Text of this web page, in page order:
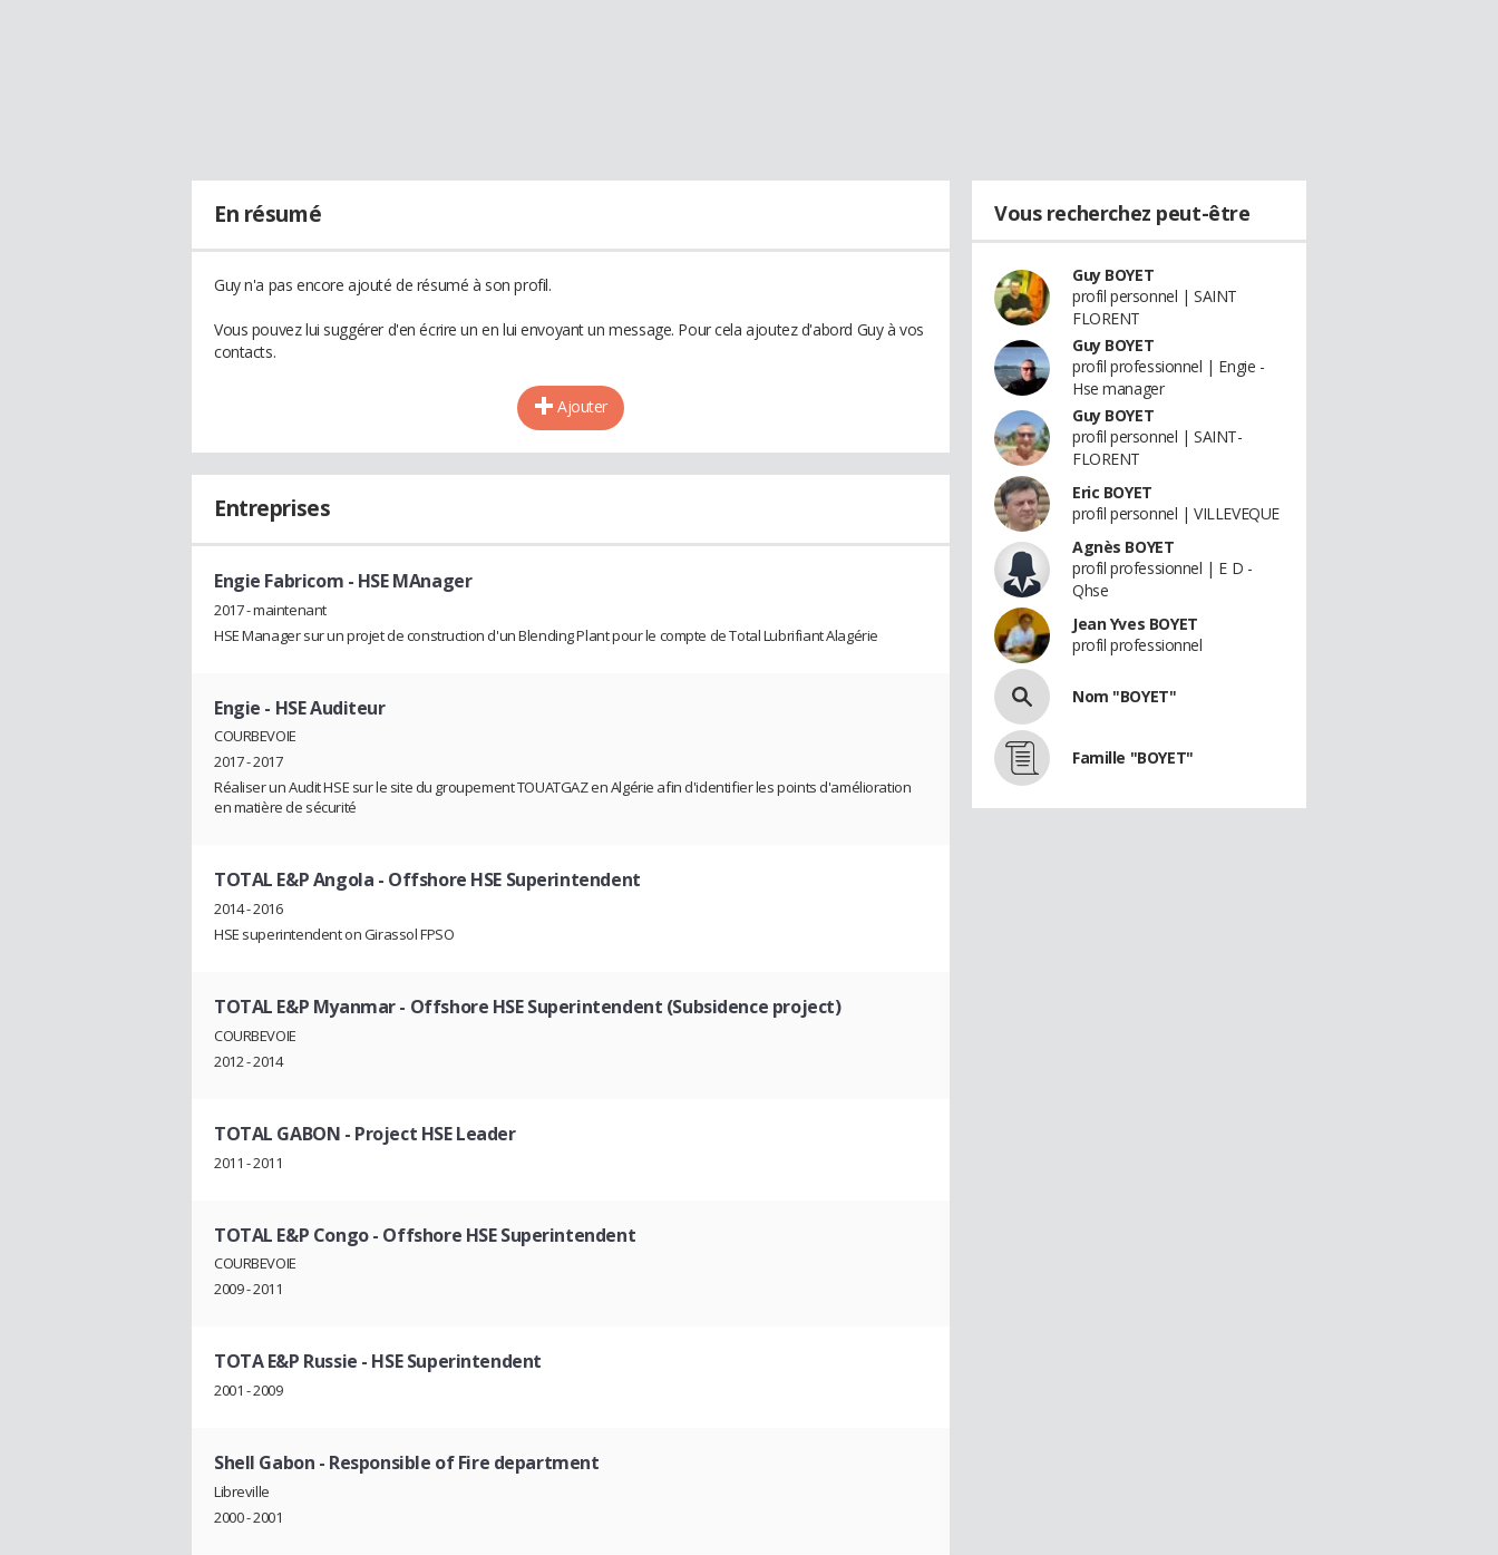
En résumé
Guy n'a pas encore ajouté de résumé à son profil.
Vous pouvez lui suggérer d'en écrire un en lui envoyant un message. Pour cela ajoutez d'abord Guy à vos
contacts.
Ajouter
Entreprises
Engie Fabricom - HSE MAnager
2017 - maintenant
HSE Manager sur un projet de construction d'un Blending Plant pour le compte de Total Lubrifiant Alagérie
Engie - HSE Auditeur
COURBEVOIE
2017 - 2017
Réaliser un Audit HSE sur le site du groupement TOUATGAZ en Algérie afin d'identifier les points d'amélioration
en matière de sécurité
TOTAL E&P Angola - Offshore HSE Superintendent
2014 - 2016
HSE superintendent on Girassol FPSO
TOTAL E&P Myanmar- Offshore HSE Superintendent (Subsidence project)
COURBEVOIE
2012 - 2014
TOTAL GABON - Project HSE Leader
2011 - 2011
TOTAL E&P Congo- Offshore HSE Superintendent
COURBEVOIE
2009 - 2011
TOTA E&P Russie - HSE Superintendent
2001 - 2009
Shell Gabon - Responsible of Fire department
Libreville
2000 - 2001
Vous recherchez peut-être
Guy BOYET
profil personnel | SAINT
FLORENT
Guy BOYET
profil professionnel | Engie -
Hse manager
Guy BOYET
profil personnel | SAINT-
FLORENT
Eric BOYET
profil personnel | VILLEVEQUE
Agnès BOYET
profil professionnel | E D -
Qhse
Jean Yves BOYET
profil professionnel
Nom "BOYET"
Famille "BOYET"